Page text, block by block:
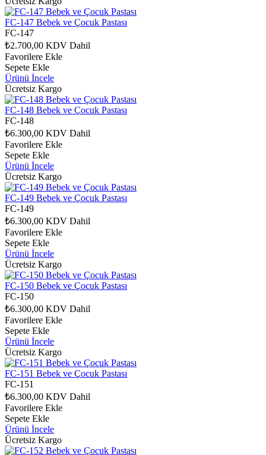
FC-147 Bebek ve Çocuk Pastası
FC-147
₺2.700,00 KDV Dahil
Favorilere Ekle
Sepete Ekle
Ürünü İncele
Ücretsiz Kargo
FC-148 Bebek ve Çocuk Pastası
FC-148
₺6.300,00 KDV Dahil
Favorilere Ekle
Sepete Ekle
Ürünü İncele
Ücretsiz Kargo
FC-149 Bebek ve Çocuk Pastası
FC-149
₺6.300,00 KDV Dahil
Favorilere Ekle
Sepete Ekle
Ürünü İncele
Ücretsiz Kargo
FC-150 Bebek ve Çocuk Pastası
FC-150
₺6.300,00 KDV Dahil
Favorilere Ekle
Sepete Ekle
Ürünü İncele
Ücretsiz Kargo
FC-151 Bebek ve Çocuk Pastası
FC-151
₺6.300,00 KDV Dahil
Favorilere Ekle
Sepete Ekle
Ürünü İncele
Ücretsiz Kargo